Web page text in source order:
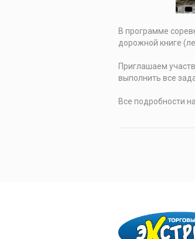
В программе
дорожной книге
Приглашаем
выполнить все
Все подробности